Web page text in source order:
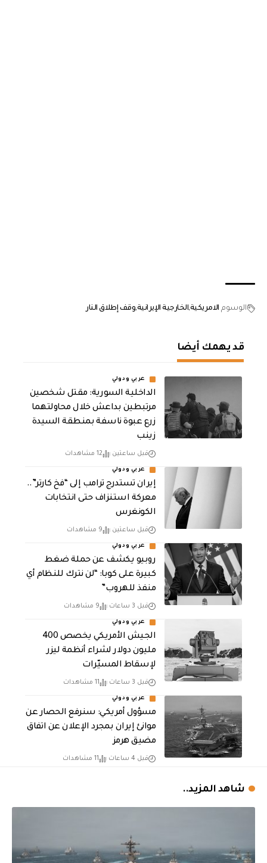
الوسوم الامريكيةالخارجية الإيرانيةوقف إطلاق النار
قد يهمك أيضا
عربي ودولي
الداخلية السورية: مقتل شخصين
مرتبطين بداعش خلال محاولتهما
زرع عبوة ناسفة بمنطقة السيدة
زينب
قبل ساعتين 12 مشاهدات
عربي ودولي
إيران تستدرج ترامب إلى “فخ كارتر”..
معركة استنزاف حتى انتخابات
الكونغرس
قبل ساعتين 9 مشاهدات
عربي ودولي
روبيو يكشف عن حملة ضغط
كبيرة على كوبا: “لن نترك للنظام أي
منفذ للهروب”
قبل 3 ساعات 9 مشاهدات
عربي ودولي
الجيش الأمريكي يخصص 400
مليون دولار لشراء أنظمة ليزر
لإسقاط المسيّرات
قبل 3 ساعات 11 مشاهدات
عربي ودولي
مسؤول أمريكي: سنرفع الحصار عن
موانئ إيران بمجرد الإعلان عن اتفاق
مضيق هرمز
قبل 4 ساعات 11 مشاهدات
شاهد المزيد..